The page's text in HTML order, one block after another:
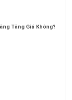
Tăng Giá Không?